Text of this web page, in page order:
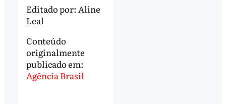
Editado por: Aline
Leal
Conteúdo
originalmente
publicado em:
Agência Brasil